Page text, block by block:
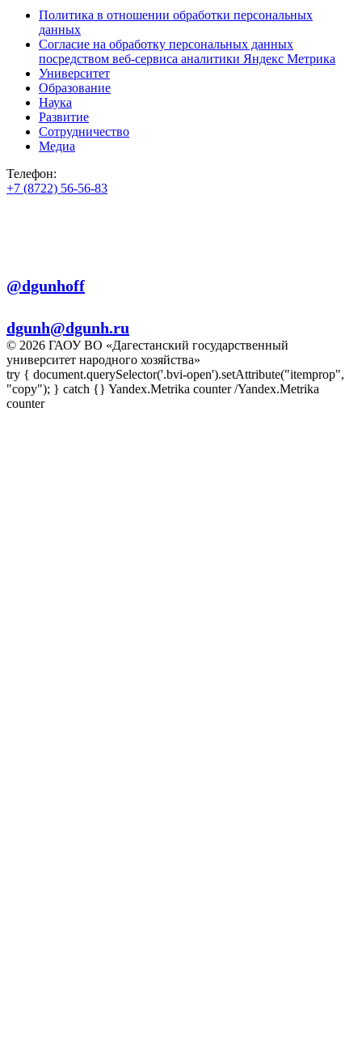
Политика в отношении обработки персональных
данных
Согласие на обработку персональных данных
посредством веб-сервиса аналитики Яндекс Метрика
Университет
Образование
Наука
Развитие
Сотрудничество
Медиа
Телефон:
+7 (8722) 56-56-83
@dgunhoff
dgunh@dgunh.ru
© 2026 ГАОУ ВО «Дагестанский государственный
университет народного хозяйства»
try { document.querySelector('.bvi-open').setAttribute("itemprop",
"copy"); } catch {} Yandex.Metrika counter/Yandex.Metrika
counter